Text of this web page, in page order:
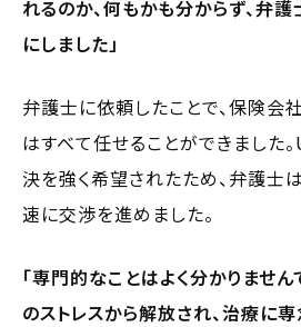
れるのか、何もかも分からず、弁
にしました」
弁護士に依頼したことで、保険会
はすべて任せることができました
決を強く希望されたため、弁護士
速に交渉を進めました。
「専門的なことはよく分かりませ
のストレスから解放され、治療に